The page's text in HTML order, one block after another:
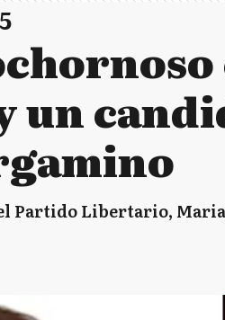
un
Partido Libertario,